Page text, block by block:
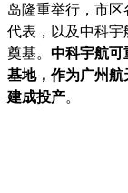
岛隆重举行，市
代表，以及中科宇
奠基。 中科宇航可
基地，作为广州航
建成投产。